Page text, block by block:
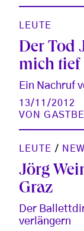
LEUTE
Der Tod
mich tief
Ein Nachruf
13/11/2012
VON
LEUTE /
Jörg
Graz
Der
verlängern